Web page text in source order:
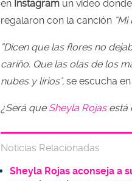
en Instagram un video
regalaron con la canción
“Dicen que las flores no
cariño. Que las olas de los
nubes y lirios", se escucha en
¿Será que Sheyla Rojasestá
Noticias Relacionadas
Sheyla Rojas aconseja a